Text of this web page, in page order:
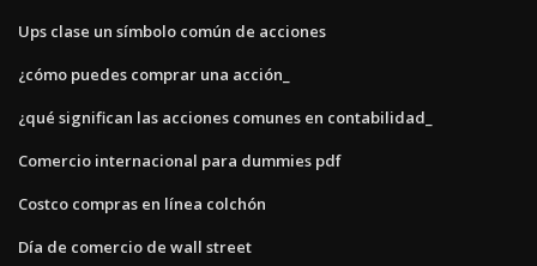
Ups clase un símbolo común de acciones
¿cómo puedes comprar una acción_
¿qué significan las acciones comunes en contabilidad_
Comercio internacional para dummies pdf
Costco compras en línea colchón
Día de comercio de wall street